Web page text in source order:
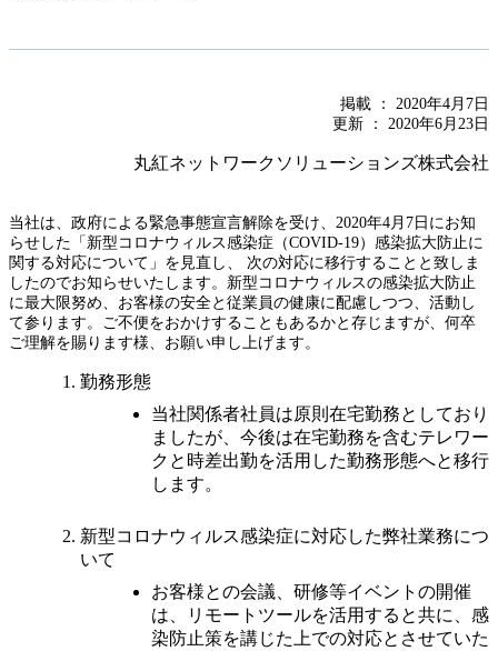
掲載 ： 2020年4月7日
更新 ： 2020年6月23日
丸紅ネットワークソリューションズ株式会社
当社は、政府による緊急事態宣言解除を受け、2020年4月7日にお知
らせした「新型コロナウィルス感染症（COVID-19）感染拡大防止に
関する対応について」を見直し、 次の対応に移行することと致しま
したのでお知らせいたします。新型コロナウィルスの感染拡大防止
に最大限努め、お客様の安全と従業員の健康に配慮しつつ、活動し
て参ります。ご不便をおかけすることもあるかと存じますが、何卒
ご理解を賜ります様、お願い申し上げます。
勤務形態
当社関係者社員は原則在宅勤務としており
ましたが、今後は在宅勤務を含むテレワー
クと時差出勤を活用した勤務形態へと移行
します。
新型コロナウィルス感染症に対応した弊社業務につ
いて
お客様との会議、研修等イベントの開催
は、リモートツールを活用すると共に、感
染防止策を講じた上での対応とさせていた